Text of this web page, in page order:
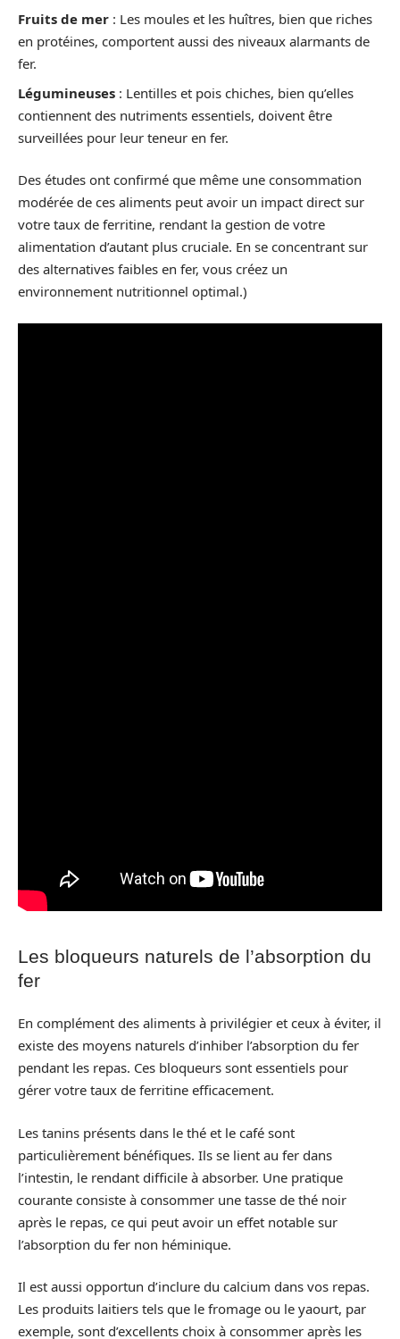
Fruits de mer : Les moules et les huîtres, bien que riches
en protéines, comportent aussi des niveaux alarmants de
fer.
Légumineuses : Lentilles et pois chiches, bien qu’elles
contiennent des nutriments essentiels, doivent être
surveillées pour leur teneur en fer.
Des études ont confirmé que même une consommation
modérée de ces aliments peut avoir un impact direct sur
votre taux de ferritine, rendant la gestion de votre
alimentation d’autant plus cruciale. En se concentrant sur
des alternatives faibles en fer, vous créez un
environnement nutritionnel optimal.)
Les bloqueurs naturels de l’absorption du
fer
En complément des aliments à privilégier et ceux à éviter, il
existe des moyens naturels d’inhiber l’absorption du fer
pendant les repas. Ces bloqueurs sont essentiels pour
gérer votre taux de ferritine efficacement.
Les tanins présents dans le thé et le café sont
particulièrement bénéfiques. Ils se lient au fer dans
l’intestin, le rendant difficile à absorber. Une pratique
courante consiste à consommer une tasse de thé noir
après le repas, ce qui peut avoir un effet notable sur
l’absorption du fer non héminique.
Il est aussi opportun d’inclure du calcium dans vos repas.
Les produits laitiers tels que le fromage ou le yaourt, par
exemple, sont d’excellents choix à consommer après les